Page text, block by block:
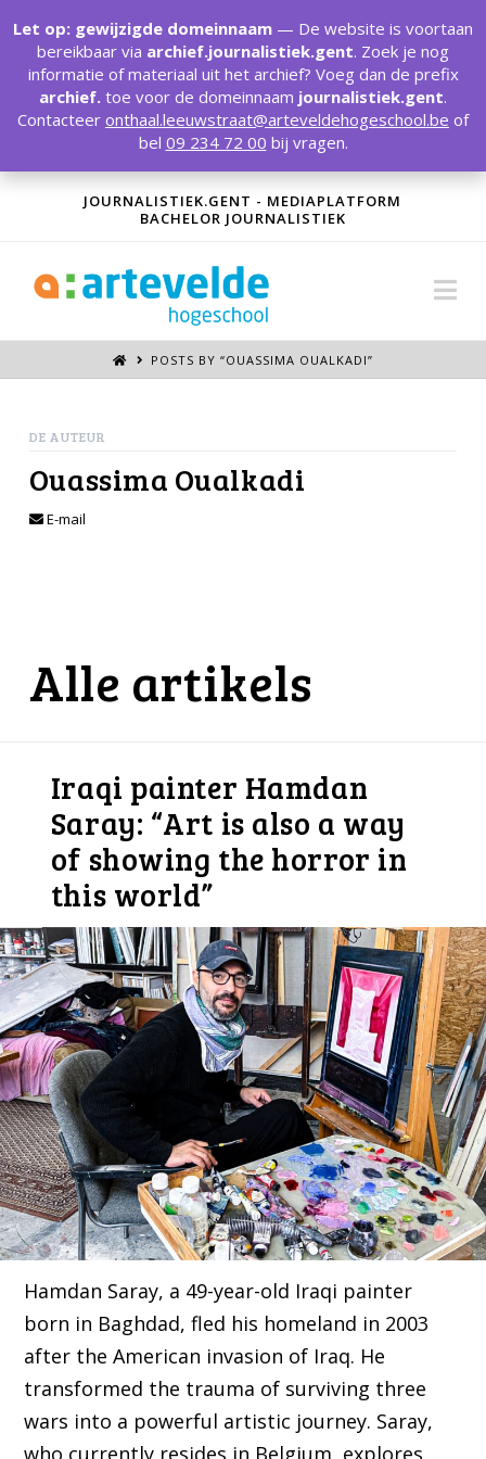
JOURNALISTIEK.GENT - MEDIAPLATFORM
BACHELOR JOURNALISTIEK
POSTS BY “OUASSIMA OUALKADI”
DE AUTEUR
Ouassima Oualkadi
E-mail
Alle artikels
Iraqi painter Hamdan
Saray: “Art is also a way
of showing the horror in
this world”
Hamdan Saray, a 49-year-old Iraqi painter
born in Baghdad, fled his homeland in 2003
after the American invasion of Iraq. He
transformed the trauma of surviving three
wars into a powerful artistic journey. Saray,
Let op: gewijzigde domeinnaam — De website is voortaan
bereikbaar via archief.journalistiek.gent. Zoek je nog
informatie of materiaal uit het archief? Voeg dan de prefix
archief. toe voor de domeinnaam journalistiek.gent.
Contacteer onthaal.leeuwstraat@arteveldehogeschool.be of
bel 09 234 72 00 bij vragen.